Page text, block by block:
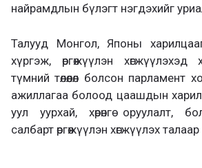
найрамдлын бүлэгт нэгдэхийг
Талууд Монгол, Японы харилцааг
хүргэж, өргөжүүлэн
түмний төлөөлөл болсон
ажиллагаа болоод цаашдын
уул уурхай, хөрөнгө оруулалт,
салбарт өргөжүүлэн хөгжүүлэх